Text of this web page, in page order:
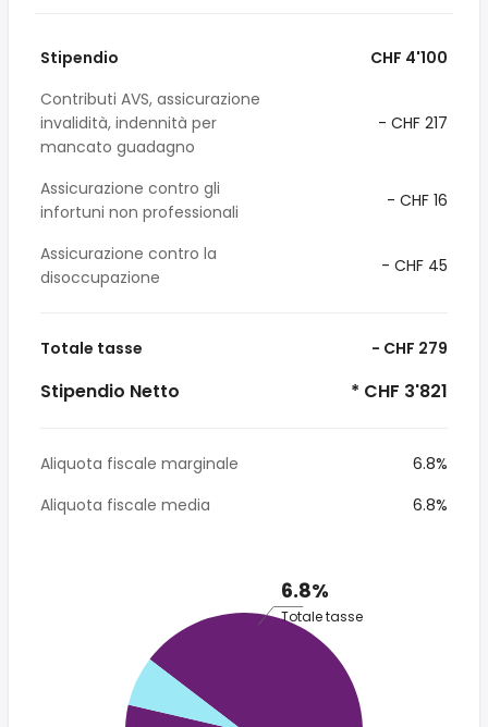
Stipendio
CHF 4'100
Contributi AVS, assicurazione
invalidità, indennità per
mancato guadagno
- CHF 217
Assicurazione contro gli
infortuni non professionali
- CHF 16
Assicurazione contro la
disoccupazione
- CHF 45
Totale tasse - CHF 279
Stipendio Netto * CHF 3'821
Aliquota fiscale marginale
6.8%
Aliquota fiscale media
6.8%
6.8%
Totale tasse